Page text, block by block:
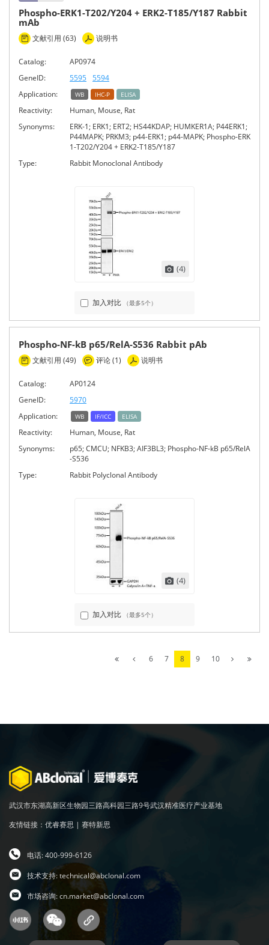
Phospho-ERK1-T202/Y204 + ERK2-T185/Y187 Rabbit
mAb
文献引用 (63) 说明书
Catalog:
AP0974
GeneID:
5595 5594
Application:
WB IHC-P ELISA
Reactivity:
Human, Mouse, Rat
Synonyms:
ERK-1; ERK1; ERT2; HS44KDAP; HUMKER1A; P44ERK1;
P44MAPK; PRKM3; p44-ERK1; p44-MAPK; Phospho-ERK
1-T202/Y204 + ERK2-T185/Y187
Type:
Rabbit Monoclonal Antibody
(4)
加入对比 （最多5个）
Phospho-NF-kB p65/RelA-S536 Rabbit pAb
文献引用 (49) 评论 (1) 说明书
Catalog:
AP0124
GeneID:
5970
Application:
WB IF/ICC ELISA
Reactivity:
Human, Mouse, Rat
Synonyms:
p65; CMCU; NFKB3; AIF3BL3; Phospho-NF-kB p65/RelA
-S536
Type:
Rabbit Polyclonal Antibody
(4)
加入对比 （最多5个）
6 7 8 9 10
武汉市东湖高新区生物园三路高科园三路9号武汉精准医疗产业基地
友情链接： 优睿赛思 | 赛特新思
电话: 400-999-6126
技术支持:technical@abclonal.com
市场咨询:cn.market@abclonal.com